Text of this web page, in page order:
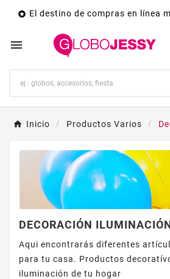
 El destino de compras en línea

Inicio Productos Varios
DECORACIÓN
Aqui encontrarás diferentes
para tu casa. Productos
iluminación de tu hogar